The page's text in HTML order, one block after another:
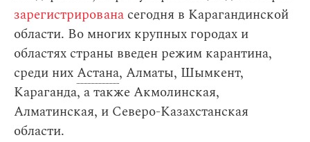
зарегистрирована сегодня в Карагандинской
области. Во многих крупных городах и
областях страны введен режим карантина,
среди нихАстана, Алматы, Шымкент,
Караганда, а также Акмолинская,
Алматинская, и Северо-Казахстанская
области.